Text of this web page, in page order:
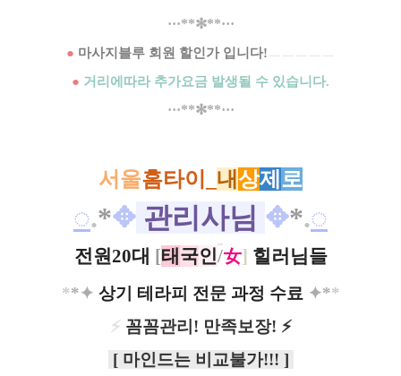
​···​**✻**···
● 마사지블루 회원 할인가 입니다!
● 거리에따라 추가요금 발생될 수 있습니다.
​···​**✻**···
서울홈타이 내상제 로
◌.*✥ 관리사님 ✥*.◌
전원20대 [태 국인/女] 힐러님들
**✦ 상기 테라피 전문 과정 수료 ✦**
⚡ 꼼꼼관리! 만족보장! ⚡
[ 마인드는 비교불가!!! ]